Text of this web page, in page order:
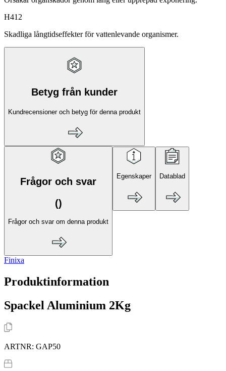
H412
Skadliga långtidseffekter för vattenlevande organismer.
Betyg från kunder
Kundrecensioner och betyg för denna produkt
Frågor och svar
()
Frågor och svar om denna produkt
Egenskaper Datablad
Finixa
Produktinformation
Spackel Aluminium 2Kg
ARTNR: GAP50